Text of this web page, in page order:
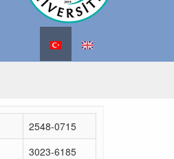
2548-0715
3023-6185